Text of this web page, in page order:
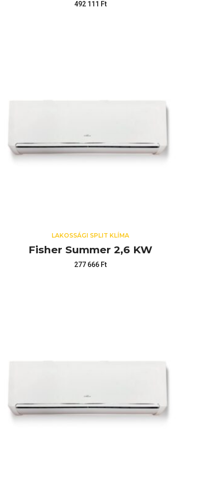
492 111 Ft
LAKOSSÁGI SPLIT KLÍMA
Fisher Summer 2,6 KW
277 666 Ft